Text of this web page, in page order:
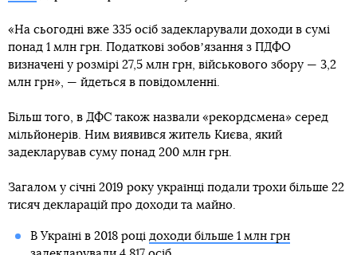
«На сьогодні вже 335 осіб задекларували доходи в сумі
понад 1 млн грн. Податкові зобовʼязання з ПДФО
визначені у розмірі 27,5 млн грн, військового збору — 3,2
млн грн», — йдеться в повідомленні.
Більш того, в ДФС також назвали «рекордсмена» серед
мільйонерів. Ним виявився житель Києва, який
задекларував суму понад 200 млн грн.
Загалом у січні 2019 року українці подали трохи більше 22
тисяч декларацій про доходи та майно.
В Україні в 2018 році доходи більше 1 млн грн